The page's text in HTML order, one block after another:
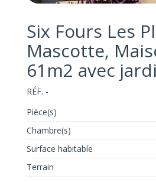
Six Fours Les
Mascotte,
61m2 avec
RÉF. -
Pièce(s)
Chambre(s)
Surface habitable
Terrain